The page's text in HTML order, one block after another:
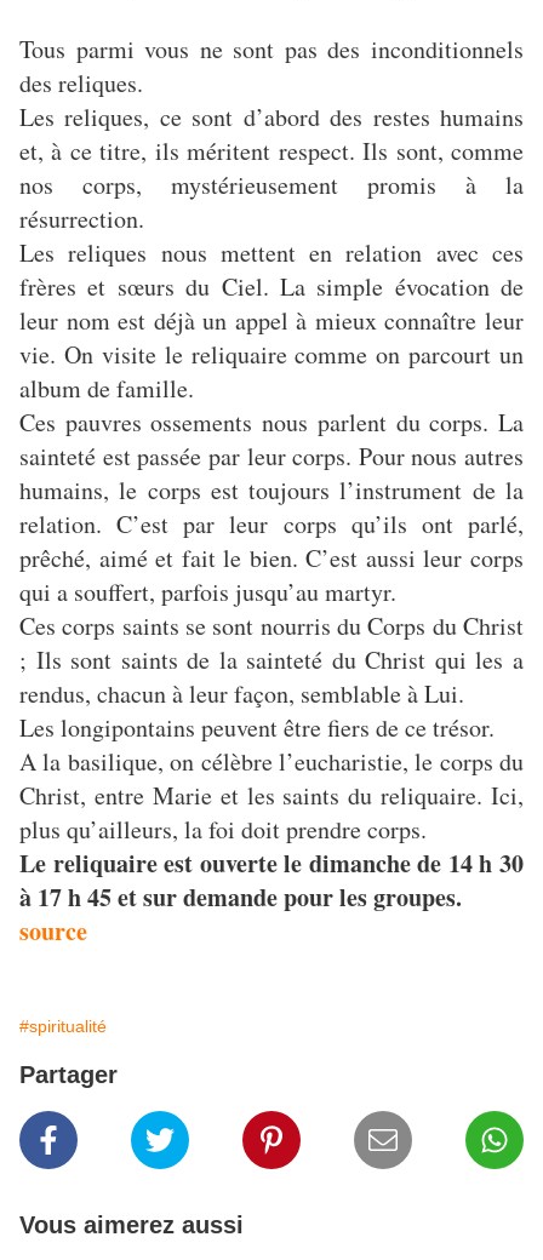
Tous parmi vous ne sont pas des inconditionnels
des reliques.
Les reliques, ce sont d’abord des restes humains
et, à ce titre, ils méritent respect. Ils sont, comme
nos corps, mystérieusement promis à la
résurrection.
Les reliques nous mettent en relation avec ces
frères et sœurs du Ciel. La simple évocation de
leur nom est déjà un appel à mieux connaître leur
vie. On visite le reliquaire comme on parcourt un
album de famille.
Ces pauvres ossements nous parlent du corps. La
sainteté est passée par leur corps. Pour nous autres
humains, le corps est toujours l’instrument de la
relation. C’est par leur corps qu’ils ont parlé,
prêché, aimé et fait le bien. C’est aussi leur corps
qui a souffert, parfois jusqu’au martyr.
Ces corps saints se sont nourris du Corps du Christ
; Ils sont saints de la sainteté du Christ qui les a
rendus, chacun à leur façon, semblable à Lui.
Les longipontains peuvent être fiers de ce trésor.
A la basilique, on célèbre l’eucharistie, le corps du
Christ, entre Marie et les saints du reliquaire. Ici,
plus qu’ailleurs, la foi doit prendre corps.
Le reliquaire est ouverte le dimanche de 14 h 30
à 17 h 45 et sur demande pour les groupes.
source
#spiritualité
Partager
Vous aimerez aussi